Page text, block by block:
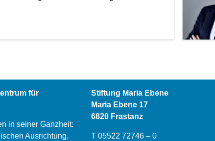
für
in seiner Ganzheit:
Ausrichtung,
Stiftung Maria Ebene
Maria Ebene 17
6820 Frastanz
T 05522 72746 – 0